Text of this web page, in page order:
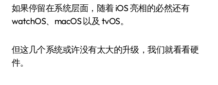
如果停留在系统层面，随着 iOS 亮相的必然还有
watchOS、macOS 以及 tvOS。
但这几个系统或许没有太大的升级，我们就看看硬
件。